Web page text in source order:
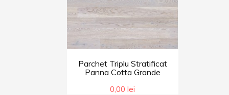
Parchet Triplu Stratificat
Panna Cotta Grande
0,00 lei